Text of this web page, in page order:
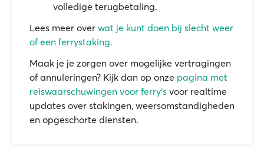
volledige terugbetaling.
Lees meer over wat je kunt doen bij slecht weer
of een ferrystaking.
Maak je je zorgen over mogelijke vertragingen
of annuleringen? Kijk dan op onze pagina met
reiswaarschuwingen voor ferry's voor realtime
updates over stakingen, weersomstandigheden
en opgeschorte diensten.